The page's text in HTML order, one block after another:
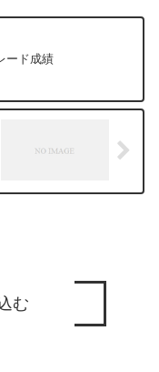
ード成績
む